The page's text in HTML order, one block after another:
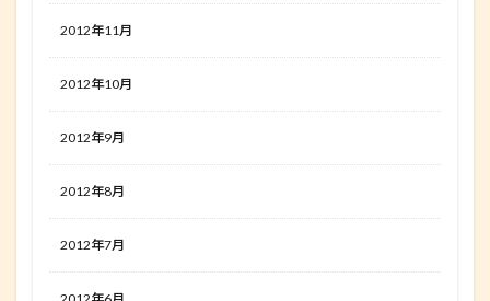
2012年11月
2012年10月
2012年9月
2012年8月
2012年7月